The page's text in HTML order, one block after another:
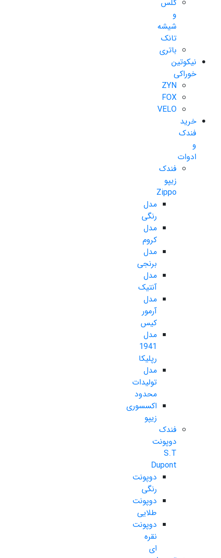
گلس
و
شیشه
تانک
باتری
نیکوتین
خوراکی
ZYN
FOX
VELO
خرید
فندک
و
ادوات
فندک
زیپو
Zippo
مدل
رنگی
مدل
کروم
مدل
برنجی
مدل
آنتیک
مدل
آرمور
کیس
مدل
1941
رپلیکا
مدل
تولیدات
محدود
اکسسوری
زیپو
فندک
دوپونت
S.T
Dupont
دوپونت
رنگی
دوپونت
طلایی
دوپونت
نقره
ای